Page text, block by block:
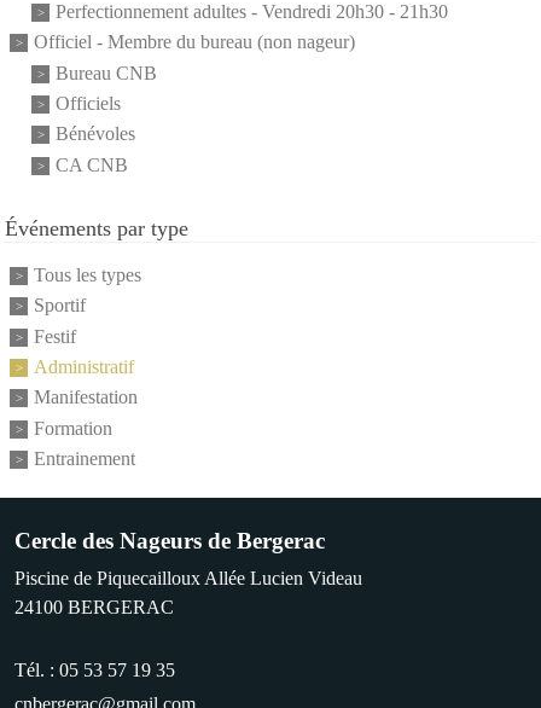
Perfectionnement adultes - Vendredi 20h30 - 21h30
Officiel - Membre du bureau (non nageur)
Bureau CNB
Officiels
Bénévoles
CA CNB
Événements par type
Tous les types
Sportif
Festif
Administratif
Manifestation
Formation
Entrainement
Cercle des Nageurs de Bergerac
Piscine de Piquecailloux Allée Lucien Videau
24100 BERGERAC
Tél. : 05 53 57 19 35